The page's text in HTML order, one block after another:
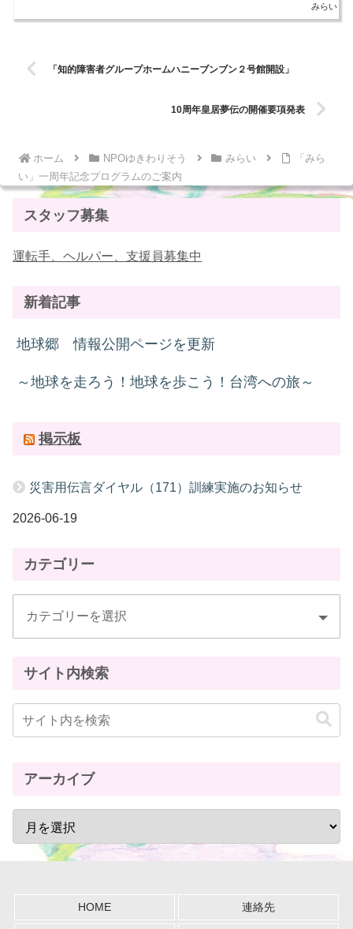
みらい
「知的障害者グループホームハニーブンブン２号館開設」
10周年皇居夢伝の開催要項発表
ホーム NPOゆきわりそう みらい
「みら
い」一周年記念プログラムのご案内
スタッフ募集
運転手、ヘルパー、支援員募集中
新着記事
地球郷 情報公開ページを更新
～地球を走ろう！地球を歩こう！台湾への旅～
掲示板
災害用伝言ダイヤル（171）訓練実施のお知らせ
2026-06-19
カテゴリー
サイト内検索
アーカイブ
HOME 連絡先